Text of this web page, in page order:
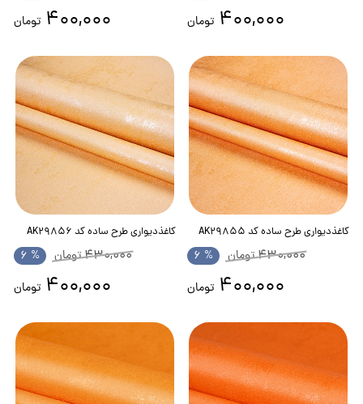
400,000 تومان 400,000 تومان
کاغذدیواری طرح ساده کد AK29855
430,000تومان % 6
400,000 تومان
کاغذدیواری طرح ساده کد AK29856
430,000تومان % 6
400,000 تومان